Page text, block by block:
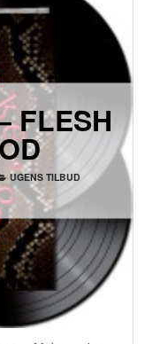
FLESH
UGENS TILBUD